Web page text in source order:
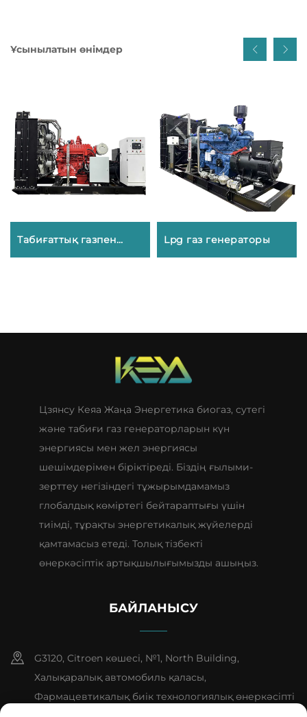
Ұсынылатын өнімдер
Табиғаттық газпен
жұмыс істейтін
Lpg газ генераторы
Цзянсу Кеяа Жаңа Энергетика биогаз, сутегі
және табиғи газ генераторларын күн
энергиясы мен жел энергиясы
шешімдерімен біріктіреді. Біздің ғылыми-
зерттеу негізіндегі тұжырымдамамыз
глобалдық көміртегі бейтараптығы үшін
тиімді, тұрақты энергетикалық жүйелерді
қамтамасыз етеді. Толық тізбекті
өнеркәсіптік артықшылығымызды ашыңыз.
БАЙЛАНЫСУ
G3120, Citroen көшесі, №1, North Building,
Халықаралық автомобиль қаласы,
Фармацевтикалық биік технологиялық өнеркәсіпті